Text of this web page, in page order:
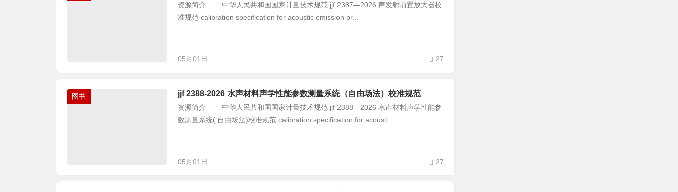
资源简介 中华人民共和国国家计量技术规范 jjf 2387—2026 声发射前置放大器校
准规范 calibration specification for acoustic emission pr...
05月01日 27
图书 jjf 2388-2026 水声材料声学性能参数测量系统（自由场法）校准规范
资源简介 中华人民共和国国家计量技术规范 jjf 2388—2026 水声材料声学性能参
数测量系统( 自由场法)校准规范 calibration specification for acousti...
05月01日 27